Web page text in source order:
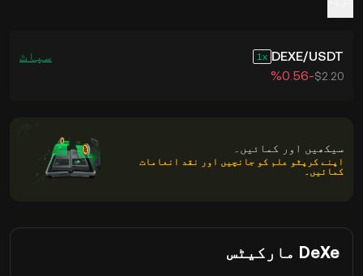
DEXE/USDT
1 سپاٹ
$2.20
‮-‭0.56‬%‬
سیکھیں اور کمائیں۔
اپنے کرپٹو علم کو جانچیں اور نقد انعامات
کمائیں۔
DeXe مارکیٹس